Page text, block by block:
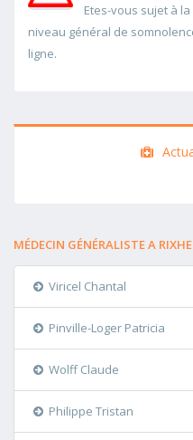
Etes-vous sujet à
niveau général de
ligne.
MÉDECIN GÉNÉRALISTE A
Viricel Chantal
Pinville-Loger Patricia
Wolff Claude
Philippe Tristan